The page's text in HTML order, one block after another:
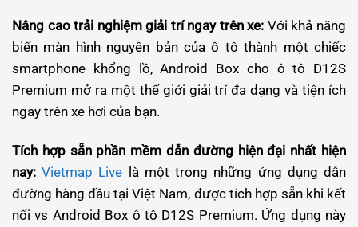
Nâng cao trải nghiệm giải trí ngay trên xe: Với khả năng
biến màn hình nguyên bản của ô tô thành một chiếc
smartphone khổng lồ, Android Box cho ô tô D12S
Premium mở ra một thế giới giải trí đa dạng và tiện ích
ngay trên xe hơi của bạn.
Tích hợp sẵn phần mềm dẫn đường hiện đại nhất hiện
nay: Vietmap Live là một trong những ứng dụng dẫn
đường hàng đầu tại Việt Nam, được tích hợp sẵn khi kết
nối vs Android Box ô tô D12S Premium. Ứng dụng này